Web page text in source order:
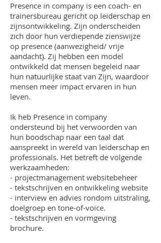
Presence in company is een coach- en
trainersbureau gericht op leiderschap en
zijnsontwikkeling. Zijn onderscheiden
zich door hun verdiepende zienswijze
op presence (aanwezigheid/ vrije
aandacht). Zij hebben een model
ontwikkeld dat mensen begeleid naar
hun natuurlijke staat van Zijn, waardoor
mensen meer impact ervaren in hun
leven.
Ik heb Presence in company
ondersteund bij het verwoorden van
hun boodschap naar een taal dat
aanspreekt in wereld van leiderschap en
professionals. Het betreft de volgende
werkzaamheden:
- projectmanagement websitebeheer
- tekstschrijven en ontwikkeling website
- interview en advies rondom uitstraling,
doelgroep en tone-of-voice.
- tekstschrijven en vormgeving
brochure.